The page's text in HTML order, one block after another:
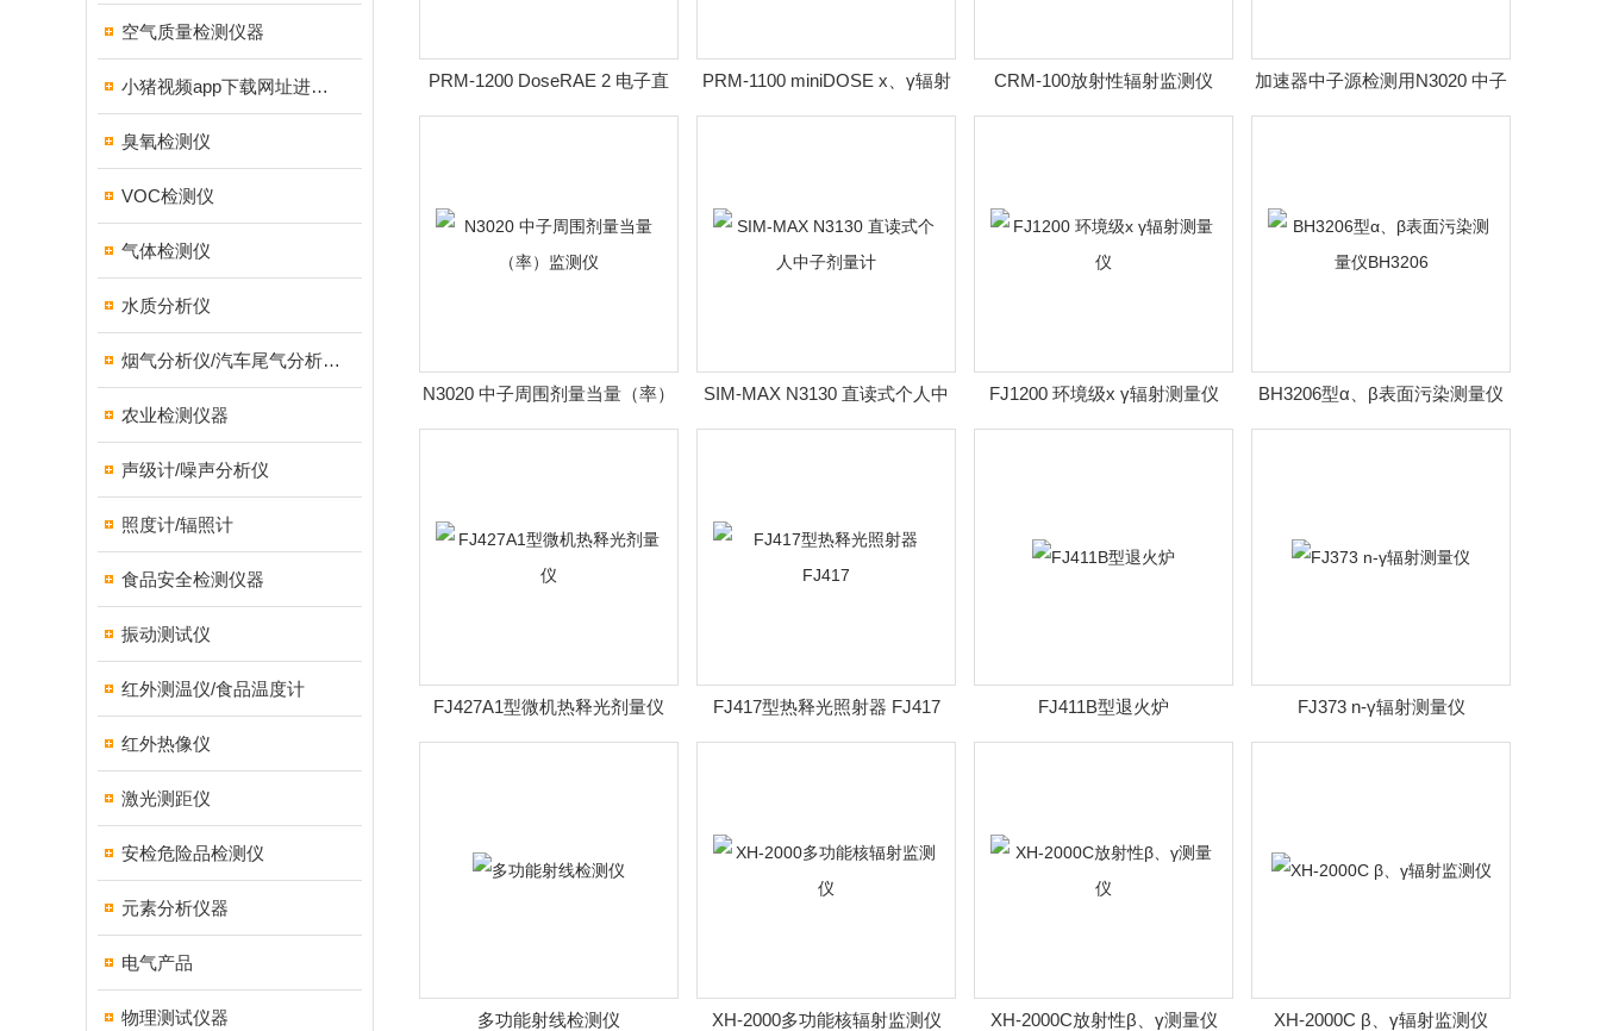
空气质量检测仪器
小猪视频app下载网址进入18测试仪
臭氧检测仪
VOC检测仪
气体检测仪
水质分析仪
烟气分析仪/汽车尾气分析仪/转速表/汽车维修检测设备
农业检测仪器
声级计/噪声分析仪
照度计/辐照计
食品安全检测仪器
振动测试仪
红外测温仪/食品温度计
红外热像仪
激光测距仪
安检危险品检测仪
元素分析仪器
电气产品
物理测试仪器
PRM-1200 DoseRAE 2 电子直
读式x、γ个人剂量报警仪
PRM-1100 miniDOSE x、γ辐射
个人监测仪
CRM-100放射性辐射监测仪
加速器中子源检测用N3020 中子
剂量当量率仪
N3020 中子周围剂量当量（率）
监测仪
SIM-MAX N3130 直读式个人中
子剂量计
FJ1200 环境级x γ辐射测量仪
BH3206型α、β表面污染测量仪
BH3206
FJ427A1型微机热释光剂量仪 FJ417型热释光照射器 FJ417 FJ411B型退火炉 FJ373 n-γ辐射测量仪
多功能射线检测仪 XH-2000多功能核辐射监测仪 XH-2000C放射性β、γ测量仪 XH-2000C β、γ辐射监测仪